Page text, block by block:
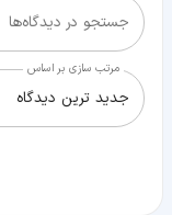
جستجو در دیدگاه‌ها
مرتب سازی بر اساس
جدید ترین دیدگاه